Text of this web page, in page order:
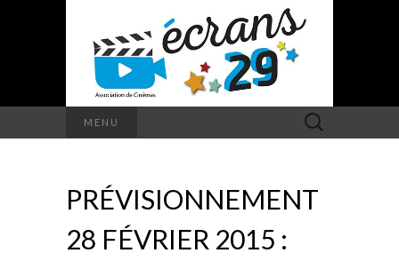
MENU Rechercher :
PRÉVISIONNEMENT
28 FÉVRIER 2015 :